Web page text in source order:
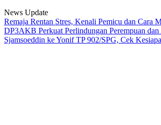
News Update
Remaja Rentan Stres, Kenali Pemicu dan Cara
DP3AKB Perkuat Perlindungan Perempuan
Sjamsoeddin ke Yonif TP 902/SPG, Cek